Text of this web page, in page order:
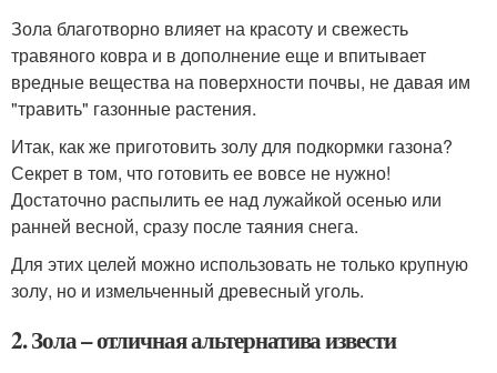
Зола благотворно влияет на красоту и свежесть
травяного ковра и в дополнение еще и впитывает
вредные вещества на поверхности почвы, не давая им
"травить" газонные растения.
Итак, как же приготовить золу для подкормки газона?
Секрет в том, что готовить ее вовсе не нужно!
Достаточно распылить ее над лужайкой осенью или
ранней весной, сразу после таяния снега.
Для этих целей можно использовать не только крупную
золу, но и измельченный древесный уголь.
2. Зола – отличная альтернатива извести